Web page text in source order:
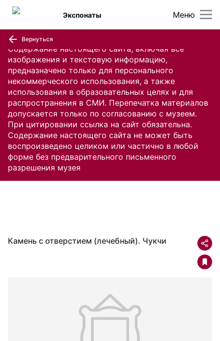
Содержание настоящего сайта, включая все
изображения и текстовую информацию,
предназначено только для персонального
некоммерческого использования, а также
использования в образовательных целях и для
распространения в СМИ. Перепечатка материалов
допускается только по согласованию с музеем.
При цитировании ссылка на сайт обязательна.
Содержание настоящего сайта не может быть
воспроизведено целиком или частично в любой
форме без предварительного письменного
разрешения музея
Меню
Экспонаты
Вернуться
Камень с отверстием (лечебный). Чукчи